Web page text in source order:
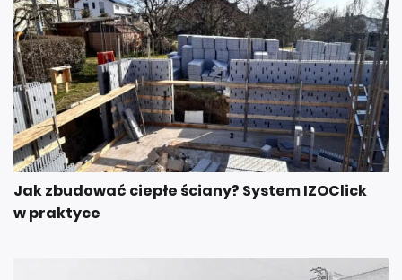
Jak zbudować ciepłe ściany? System IZOClick
w praktyce